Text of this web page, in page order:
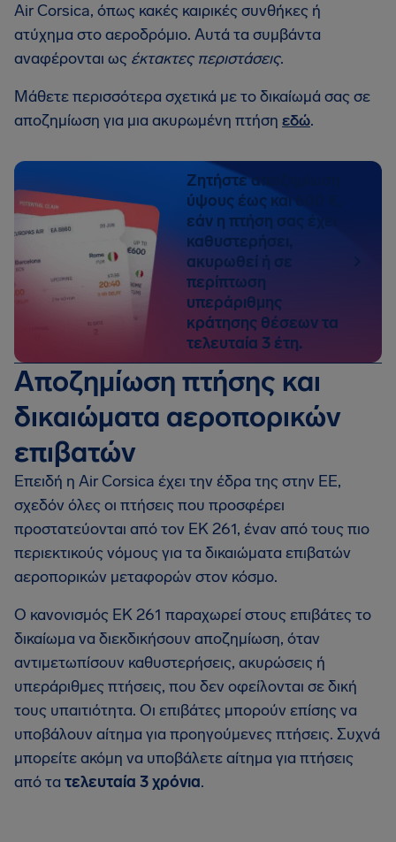
Air Corsica, όπως κακές καιρικές συνθήκες ή
ατύχημα στο αεροδρόμιο. Αυτά τα συμβάντα
αναφέρονται ως έκτακτες περιστάσεις.
Μάθετε περισσότερα σχετικά με το δικαίωμά σας σε
αποζημίωση για μια ακυρωμένη πτήση εδώ.
Ζητήστε αποζημίωση
ύψους έως και 600 €,
εάν η πτήση σας έχει
καθυστερήσει,
ακυρωθεί ή σε
περίπτωση
υπεράριθμης
κράτησης θέσεων τα
τελευταία 3 έτη.
Αποζημίωση πτήσης και
δικαιώματα αεροπορικών
επιβατών
Επειδή η Air Corsica έχει την έδρα της στην ΕΕ,
σχεδόν όλες οι πτήσεις που προσφέρει
προστατεύονται από τον EΚ 261, έναν από τους πιο
περιεκτικούς νόμους για τα δικαιώματα επιβατών
αεροπορικών μεταφορών στον κόσμο.
Ο κανονισμός EΚ 261 παραχωρεί στους επιβάτες το
δικαίωμα να διεκδικήσουν αποζημίωση, όταν
αντιμετωπίσουν καθυστερήσεις, ακυρώσεις ή
υπεράριθμες πτήσεις, που δεν οφείλονται σε δική
τους υπαιτιότητα. Οι επιβάτες μπορούν επίσης να
υποβάλουν αίτημα για προηγούμενες πτήσεις. Συχνά
μπορείτε ακόμη να υποβάλετε αίτημα για πτήσεις
από τα τελευταία 3 χρόνια.